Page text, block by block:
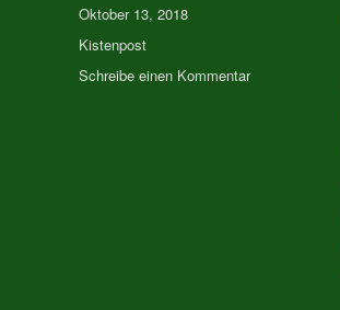
Veröffentlicht
am
Oktober 13, 2018
Kategorien
Kistenpost
Schreibe einen Kommentarzu